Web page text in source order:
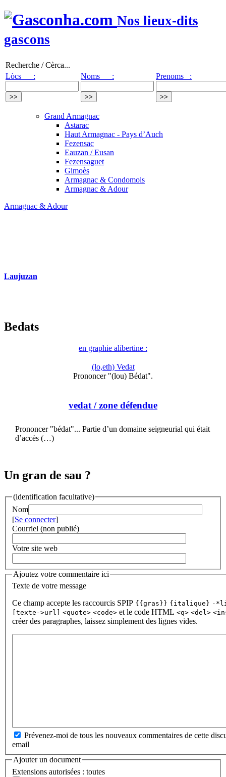
Nos lieux-dits
gascons
Recherche / Cèrca...
Lòcs :
Noms : Prenoms :
Grand Armagnac
Astarac
Haut Armagnac - Pays d’Auch
Fezensac
Eauzan / Eusan
Fezensaguet
Gimoès
Armagnac & Condomois
Armagnac & Adour
Armagnac & Adour
Laujuzan
Bedats
en graphie alibertine :
(lo,eth) Vedat
Prononcer "(lou) Bédat".
vedat / zone défendue
Prononcer "bédat"... Partie d’un domaine seigneurial qui était
d’accès (…)
Un gran de sau ?
(identification facultative)
Nom
[Se connecter]
Courriel (non publié)
Votre site web
Ajoutez votre commentaire ici
Texte de votre message
Ce champ accepte les raccourcis SPIP {{gras}} {italique} -
[texte->url]
<quote> <code> et le code HTML <q> <del>
créer des paragraphes, laissez simplement des lignes vides.
Prévenez-moi de tous les nouveaux commentaires de cette
email
Ajouter un document
Extensions autorisées : toutes